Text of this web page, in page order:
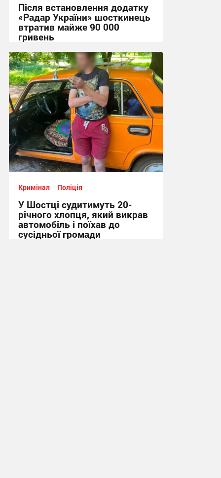
Після встановлення додатку
«Радар України» шосткинець
втратив майже 90 000
гривень
11:44 сьогодні
Кримінал Поліція
У Шостці судитимуть 20-
річного хлопця, який викрав
автомобіль і поїхав до
сусідньої громади